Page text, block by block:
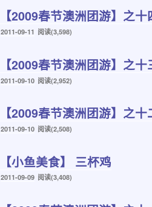
【2009春节澳洲团游】之
发
2011-09-11 阅读(3,598)
【2009春节澳洲团游】之
发
2011-09-10 阅读(2,952)
【2009春节澳洲团游】之
发
2011-09-10 阅读(2,508)
【小鱼美食】 三杯鸡
发
2011-09-09 阅读(3,408)